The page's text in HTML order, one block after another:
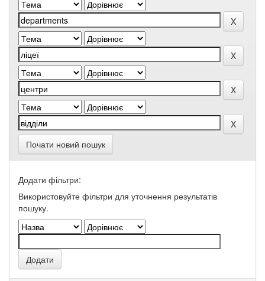
Почати новий пошук
Додати фільтри:
Використовуйте фільтри для уточнення результатів
пошуку.